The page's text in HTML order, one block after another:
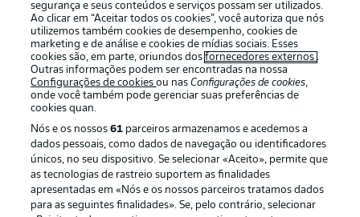
Oferecido por
segurança e seus conteúdos e serviços possam ser utilizados.
Ao clicar em “Aceitar todos os cookies”, você autoriza que nós
utilizemos também cookies de desempenho, cookies de
marketing e de análise e cookies de mídias sociais. Esses
cookies são, em parte, oriundos dosfornecedores externos .
Outras informações podem ser encontradas na nossa
Configurações de cookiesou nasConfigurações de cookies,
onde você também pode gerenciar suas preferências de
cookies quan.
Nós e os nossos61 parceiros armazenamos e acedemos a
dados pessoais, como dados de navegação ou identificadores
únicos, no seu dispositivo. Se selecionar «Aceito», permite que
as tecnologias de rastreio suportem as finalidades
apresentadas em «Nós e os nossos parceiros tratamos dados
para as seguintes finalidades». Se, pelo contrário, selecionar